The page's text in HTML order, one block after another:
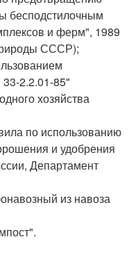
бесподстилочным
и ферм", 1989
СССР);
2.2.01-85"
хозяйства
по использованию
и удобрения
Департамент
из навоза